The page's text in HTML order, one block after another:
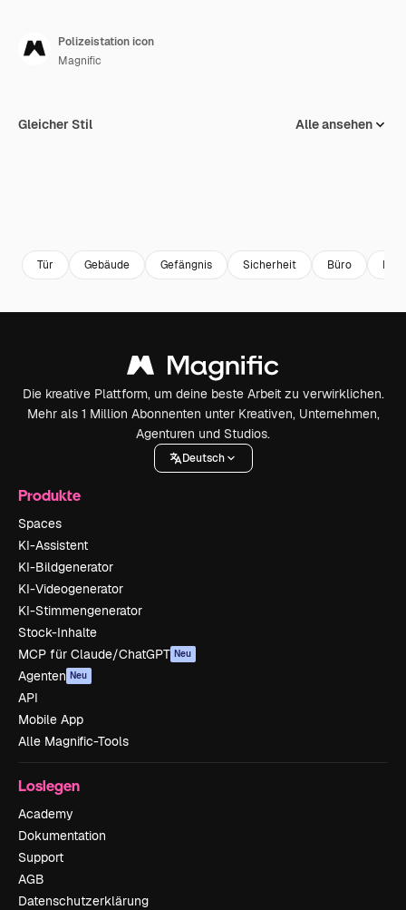
Polizeistation icon
Magnific
Gleicher Stil Alle ansehen
Tür Gebäude Gefängnis Sicherheit Büro
Die kreative Plattform, um deine beste Arbeit zu verwirklichen.
Mehr als 1 Million Abonnenten unter Kreativen, Unternehmen,
Agenturen und Studios.
Deutsch
Produkte
Spaces
KI-Assistent
KI-Bildgenerator
KI-Videogenerator
KI-Stimmengenerator
Stock-Inhalte
MCP für Claude/ChatGPT Neu
Agenten Neu
API
Mobile App
Alle Magnific-Tools
Loslegen
Academy
Dokumentation
Support
AGB
Datenschutzerklärung